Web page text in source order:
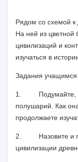
Рядом со схемой к
На ней из цветной
цивилизаций и
изучаться в
Задания учащимся
1.
Подумайте,
полушарий. Как
продолжаете
2.
Назовите и
цивилизации